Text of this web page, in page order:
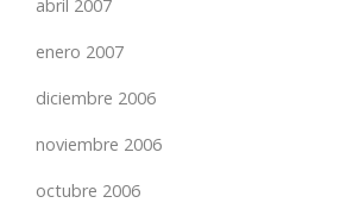
abril 2007
enero 2007
diciembre 2006
noviembre 2006
octubre 2006